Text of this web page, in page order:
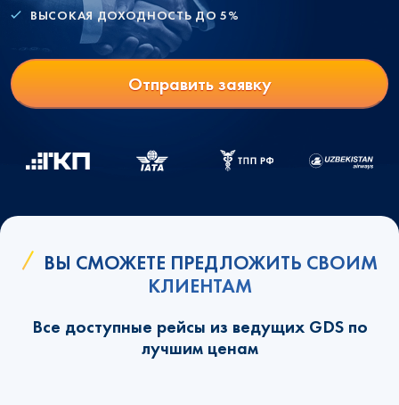
ВЫСОКАЯ ДОХОДНОСТЬ ДО 5%
Отправить заявку
ВЫ СМОЖЕТЕ ПРЕДЛОЖИТЬ СВОИМ
КЛИЕНТАМ
Все доступные рейсы из ведущих GDS по
лучшим ценам